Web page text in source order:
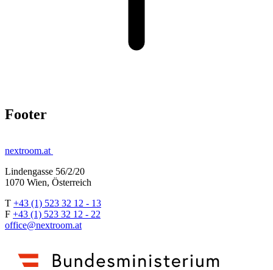
Footer
nextroom.at
Lindengasse 56/2/20
1070 Wien, Österreich
T +43 (1) 523 32 12 - 13
F +43 (1) 523 32 12 - 22
office@nextroom.at